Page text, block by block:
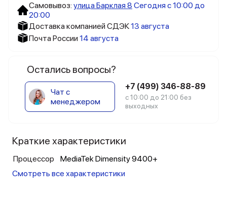
Самовывоз: улица Барклая 8 Сегодня с 10:00 до
20:00
Доставка компанией СДЭК13 августа
Почта России 14 августа
Остались вопросы?
Чат с
менеджером
+7 (499) 346-88-89
с 10:00 до 21:00 без
выходных
Краткие характеристики
Процессор
MediaTek Dimensity 9400+
Смотреть все характеристики